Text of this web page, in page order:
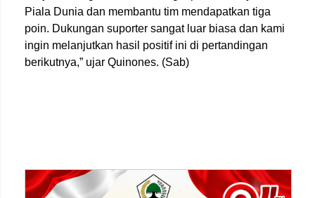
Piala Dunia dan membantu tim mendapatkan tiga
poin. Dukungan suporter sangat luar biasa dan kami
ingin melanjutkan hasil positif ini di pertandingan
berikutnya,” ujar Quinones. (Sab)